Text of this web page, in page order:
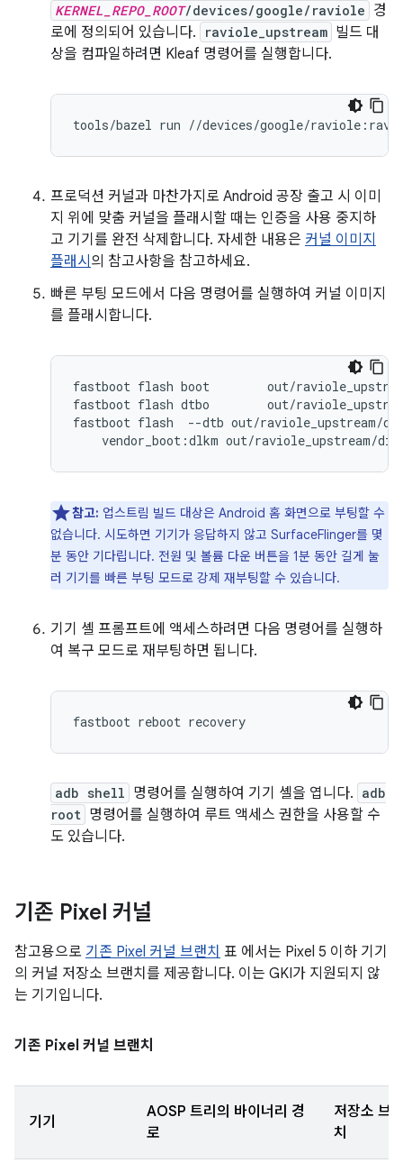
KERNEL_REPO_ROOT/devices/google/raviole 경
로에 정의되어 있습니다.
raviole_upstream 빌드 대
상을 컴파일하려면 Kleaf 명령어를 실행합니다.
tools/bazel run //devices/google/raviole :
프로덕션 커널과 마찬가지로 Android 공장 출고 시 이미
지 위에 맞춤 커널을 플래시할 때는 인증을 사용 중지하
고 기기를 완전 삭제합니다. 자세한 내용은 커널 이미지
플래시 의 참고사항을 참고하세요.
빠른 부팅 모드에서 다음 명령어를 실행하여 커널 이미지
를 플래시합니다.
fastboot flash boot        out/
fastboot flash dtbo        out/
fastboot flash  --dtb out/raviole_upstream/
참고: 업스트림 빌드 대상은 Android 홈 화면으로 부팅할 수
없습니다. 시도하면 기기가 응답하지 않고 SurfaceFlinger를 몇
분 동안 기다립니다. 전원 및 볼륨 다운 버튼을 1분 동안 길게 눌
러 기기를 빠른 부팅 모드로 강제 재부팅할 수 있습니다.
기기 셸 프롬프트에 액세스하려면 다음 명령어를 실행하
여 복구 모드로 재부팅하면 됩니다.
adb shell 명령어를 실행하여 기기 셸을 엽니다. adb
root 명령어를 실행하여 루트 액세스 권한을 사용할 수
도 있습니다.
기존 Pixel 커널
참고용으로 기존 Pixel 커널 브랜치 표 에서는 Pixel 5 이하 기기
의 커널 저장소 브랜치를 제공합니다. 이는 GKI가 지원되지 않
는 기기입니다.
기존 Pixel 커널 브랜치
기기
AOSP 트리의 바이너리 경
로
저장소 브
치